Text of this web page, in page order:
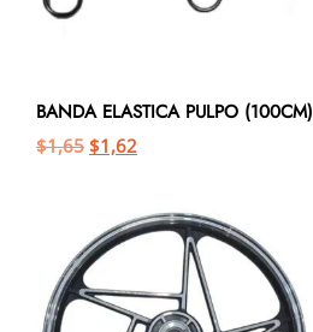
BANDA ELASTICA PULPO (100CM)
$1,65 $1,62